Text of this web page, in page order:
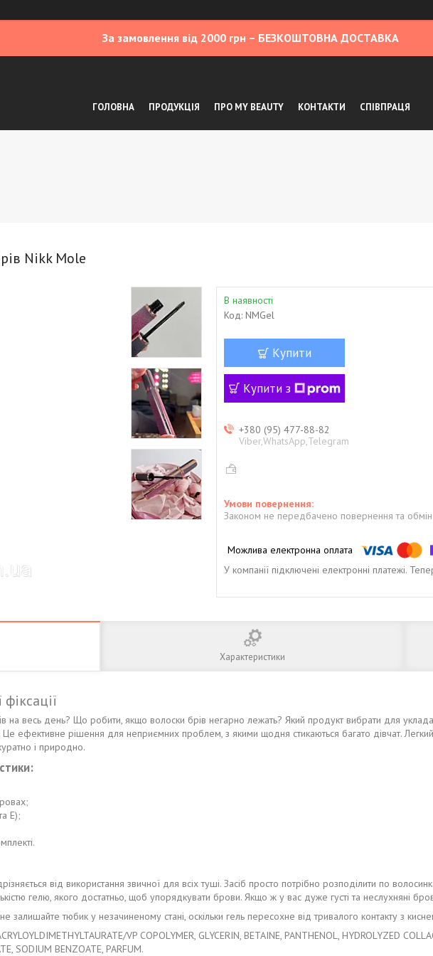
За замовлення від 2000 грн – БЕЗКОШТОВНА ДОСТАВКА
ГОЛОВНА ПРОДУКЦІЯ ПРО MY BEAUTY КОНТАКТИ СПІВПРАЦЯ
Nikk Mole
В наявності
Код: NMGel
Купити
Купити з
+380 (95) 477-88-82
Viber,WhatsApp,Telegram
Законом не передбачено повернення та обмін
У компанії підключені електронні платежі.
Характеристики
на весь день? Що робити, якщо волоски брів негарно лежать? Який продукт вибрати для
. Це ефективне рішення для неприємних проблем, з якими щодня стикаються багато дівчат.
і природно.
Е);
від використання звичної для всіх туші. Засіб просто потрібно розподілити по
гелю, якого достатньо, щоб упорядкувати брови. Якщо ж у вас дуже густі та неслухняні
тюбик у незачиненому стані, оскільки гель пересохне від тривалого контакту з
VP COPOLYMER, GLYCERIN, BETAINE, PANTHENOL, HYDROLYZED
SODIUM BENZOATE, PARFUM.